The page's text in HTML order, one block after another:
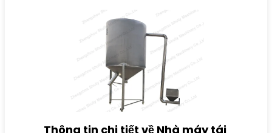
Thông tin chi tiết về Nhà máy tái